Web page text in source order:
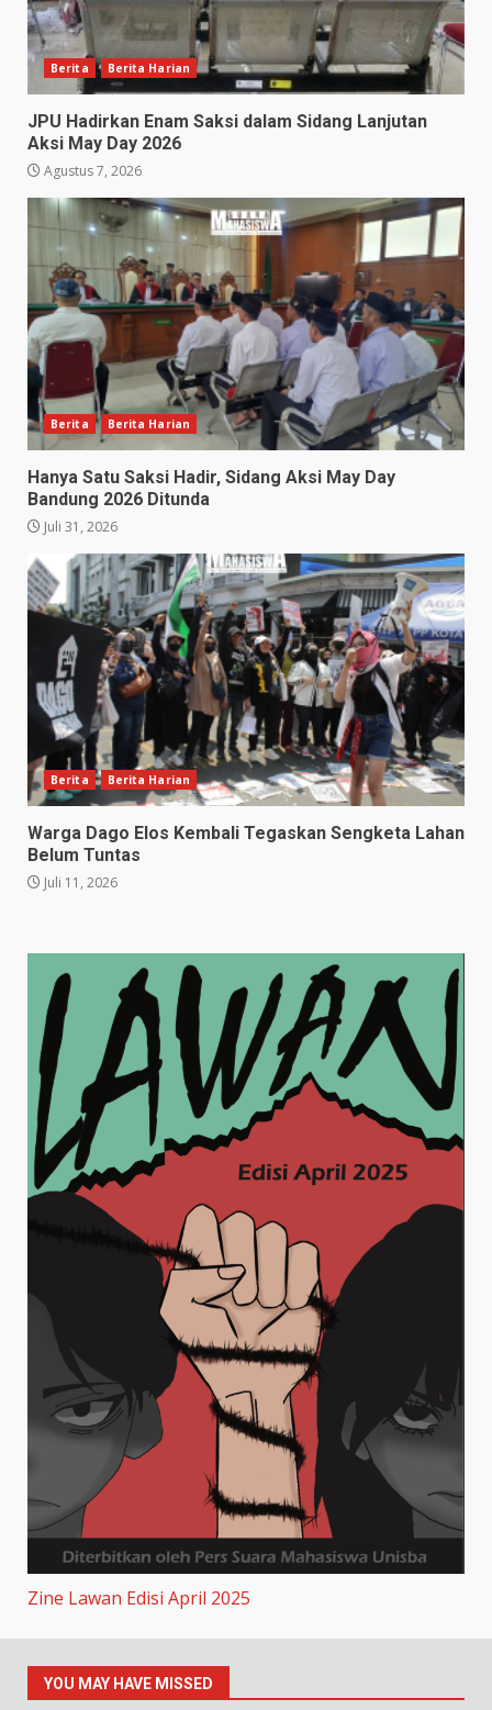
Berita Berita Harian
JPU Hadirkan Enam Saksi dalam Sidang Lanjutan
Aksi May Day 2026
Agustus 7, 2026
Berita Berita Harian
Hanya Satu Saksi Hadir, Sidang Aksi May Day
Bandung 2026 Ditunda
Juli 31, 2026
Berita Berita Harian
Warga Dago Elos Kembali Tegaskan Sengketa Lahan
Belum Tuntas
Juli 11, 2026
Zine Lawan Edisi April 2025
YOU MAY HAVE MISSED